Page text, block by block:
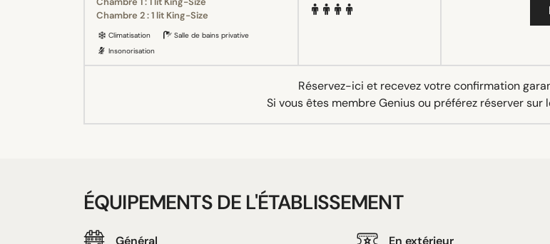
Chambre 2 : 1 lit King-Size
Climatisation
Salle de bains privative
Insonorisation
Réservez-ici et recevez votre confirmation
Si vous êtes membre Genius ou préférez réserver sur
ÉQUIPEMENTS DE L'ÉTABLISSEMENT
Général En extérieur